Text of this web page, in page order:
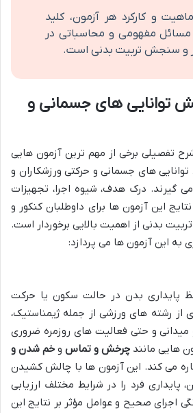
و کارکرد هر آزمون، کلید
مفهومی و محاسباتی در
و سنجش تربیت بدنی است.
توانایی های جسمانی و
تفصیلی برخی از مهم ترین آزمون هایی
های جسمانی و حرکتی ورزشکاران و
می گیرند. درک هدف، شیوه اجرا، تجهیزات
این آزمون ها برای داوطلبان کنکور و
بدنی از اهمیت بالایی برخوردار است.
به این آزمون ها می پردازد:
پایداری بدن در حالت سکون یا حرکت
از رشته های ورزشی از جمله ژیمناستیک،
میدانی و حتی فعالیت های روزمره ضروری
هایی مانند چرخش و تماس و خم شدن و
می کند. این آزمون ها با چالش کشیدن
پایداری فرد را در شرایط مختلف ارزیابی
اجرای صحیح و عوامل مؤثر بر نتایج این